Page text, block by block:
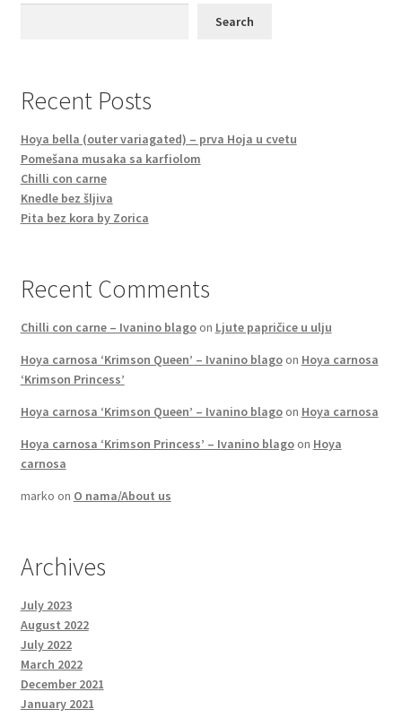
Search
Recent Posts
Hoya bella (outer variagated) – prva Hoja u cvetu
Pomešana musaka sa karfiolom
Chilli con carne
Knedle bez šljiva
Pita bez kora by Zorica
Recent Comments
Chilli con carne – Ivanino blagoon Ljute papričice u ulju
Hoya carnosa ‘Krimson Queen’ – Ivanino blagoon Hoya carnosa
‘Krimson Princess’
Hoya carnosa ‘Krimson Queen’ – Ivanino blagoon Hoya carnosa
Hoya carnosa ‘Krimson Princess’ – Ivanino blagoon Hoya
carnosa
marko on O nama/About us
Archives
July 2023
August 2022
July 2022
March 2022
December 2021
January 2021